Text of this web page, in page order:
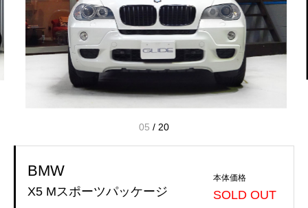
05 / 20
BMW
X5 Mスポーツパッケージ
本体価格
SOLD OUT